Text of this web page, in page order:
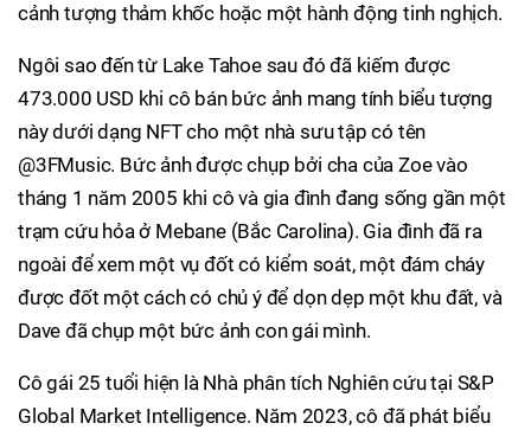
cảnh tượng thảm khốc hoặc một hành động tinh nghịch.
Ngôi sao đến từ Lake Tahoe sau đó đã kiếm được
473.000 USD khi cô bán bức ảnh mang tính biểu tượng
này dưới dạng NFT cho một nhà sưu tập có tên
@3FMusic. Bức ảnh được chụp bởi cha của Zoe vào
tháng 1 năm 2005 khi cô và gia đình đang sống gần một
trạm cứu hỏa ở Mebane (Bắc Carolina). Gia đình đã ra
ngoài để xem một vụ đốt có kiểm soát, một đám cháy
được đốt một cách có chủ ý để dọn dẹp một khu đất, và
Dave đã chụp một bức ảnh con gái mình.
Cô gái 25 tuổi hiện là Nhà phân tích Nghiên cứu tại S&P
Global Market Intelligence. Năm 2023, cô đã phát biểu